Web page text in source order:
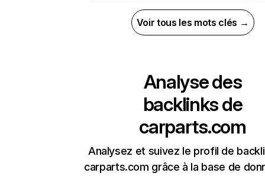
Voir tous les mots clés →
Analyse des
backlinks de
carparts.com
Analysez et suivez le profil de
carparts.com grâce à la base de